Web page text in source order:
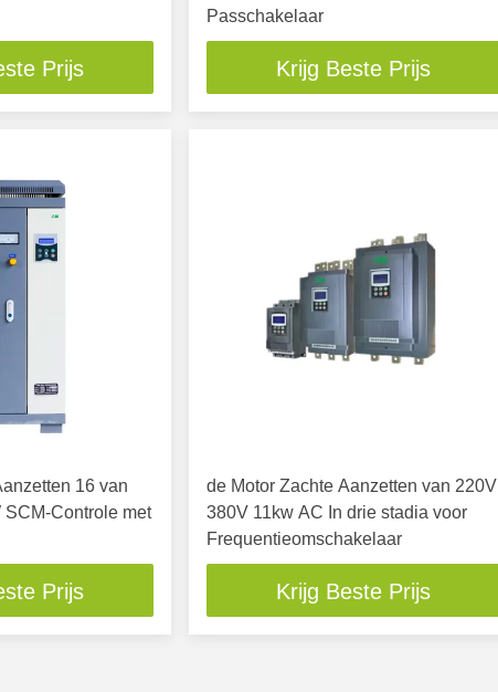
Prijs
Passchakelaar
Krijg Beste Prijs
16 van
Controle met
Prijs
de Motor Zachte Aanzetten van 220V
380V 11kw AC In drie stadia voor
Frequentieomschakelaar
Krijg Beste Prijs